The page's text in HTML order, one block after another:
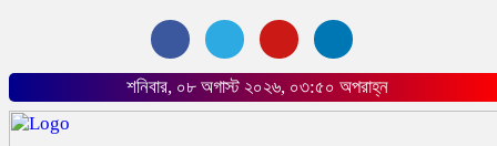
শনিবার, ০৮ অগাস্ট ২০২৬, ০৩:৫০ অপরাহ্ন